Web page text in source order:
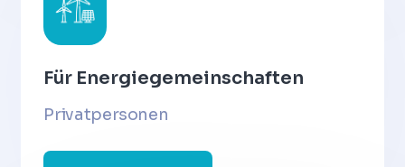
Für Energiegemeinschaften
Privatpersonen